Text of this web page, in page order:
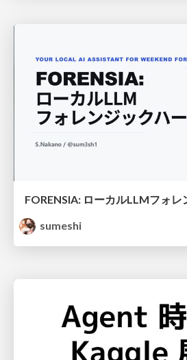
FORENSIA: ローカルLLMフォ
sumeshi